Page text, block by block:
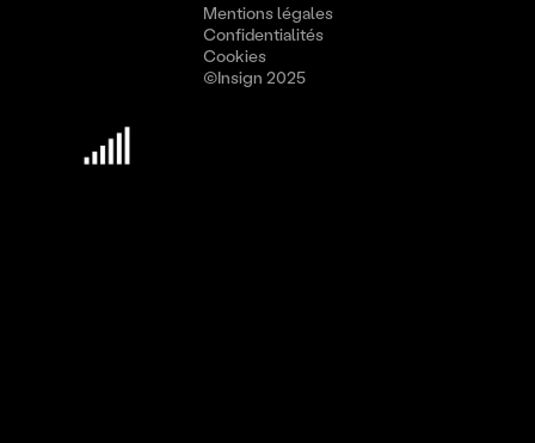
Mentions légales
Confidentialités
Cookies
©Insign 2025